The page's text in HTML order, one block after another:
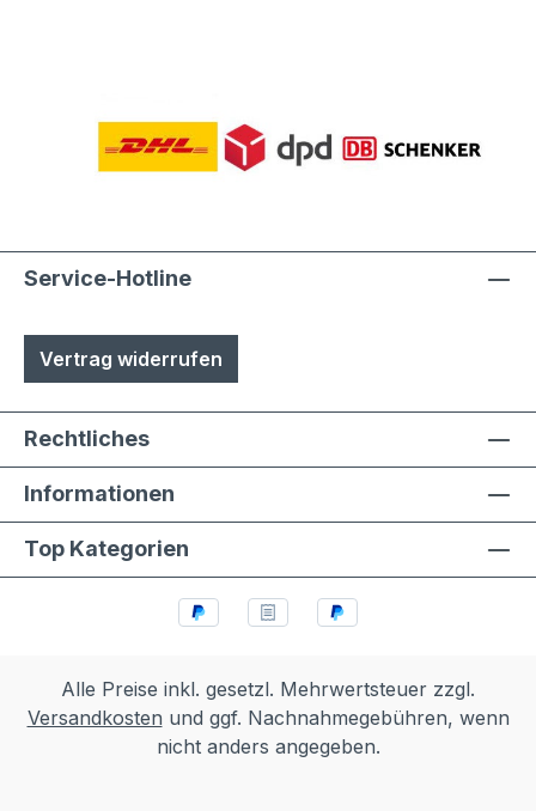
Service-Hotline
Vertrag widerrufen
Rechtliches
Informationen
Top Kategorien
Alle Preise inkl. gesetzl. Mehrwertsteuer zzgl.
Versandkosten und ggf. Nachnahmegebühren, wenn
nicht anders angegeben.